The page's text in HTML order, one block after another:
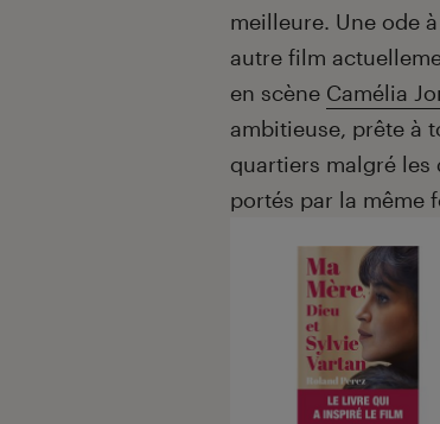
meilleure. Une ode
autre film
en scène Camélia
ambitieuse, prête à
quartiers malgré
portés par la même